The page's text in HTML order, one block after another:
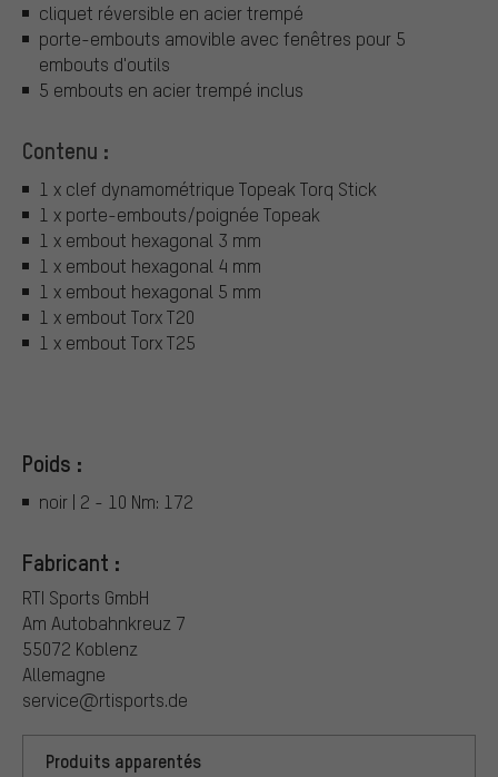
cliquet réversible en acier trempé
porte-embouts amovible avec fenêtres pour 5
embouts d'outils
5 embouts en acier trempé inclus
Contenu :
1 x clef dynamométrique Topeak Torq Stick
1 x porte-embouts/poignée Topeak
1 x embout hexagonal 3 mm
1 x embout hexagonal 4 mm
1 x embout hexagonal 5 mm
1 x embout Torx T20
1 x embout Torx T25
Poids :
noir | 2 - 10 Nm: 172
Fabricant :
RTI Sports GmbH
Am Autobahnkreuz 7
55072 Koblenz
Allemagne
service@rtisports.de
Produits apparentés